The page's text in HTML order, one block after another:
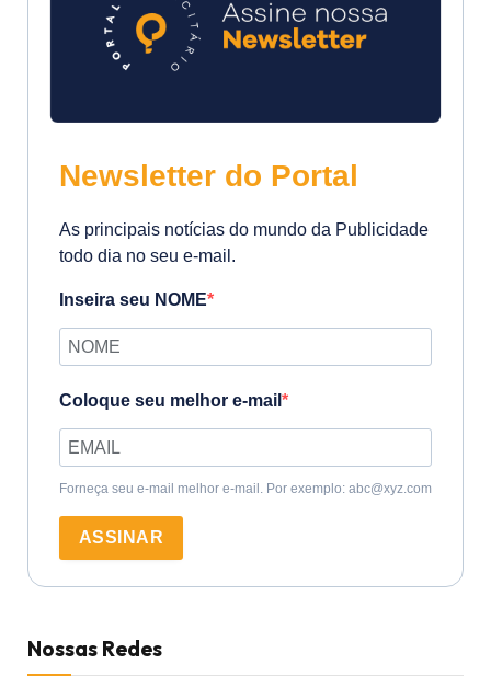
Newsletter do Portal
As principais notícias do mundo da Publicidade
todo dia no seu e-mail.
Inseira seu NOME
Coloque seu melhor e-mail
Forneça seu e-mail melhor e-mail. Por exemplo: abc@xyz.com
ASSINAR
Nossas Redes